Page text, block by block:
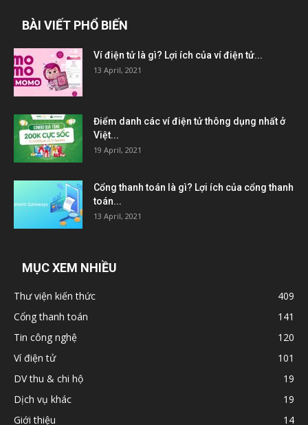
BÀI VIẾT PHỔ BIẾN
Ví điện tử là gì? Lợi ích của ví điện tử...
13 April, 2021
Điểm danh các ví điện tử thông dụng nhất ở
Việt...
19 April, 2021
Cổng thanh toán là gì? Lợi ích của cổng thanh
toán...
13 April, 2021
MỤC XEM NHIỀU
Thư viện kiến thức
409
Cổng thanh toán
141
Tin công nghệ
120
Ví điện tử
101
DV thu & chi hộ
19
Dịch vụ khác
19
Giới thiệu
14